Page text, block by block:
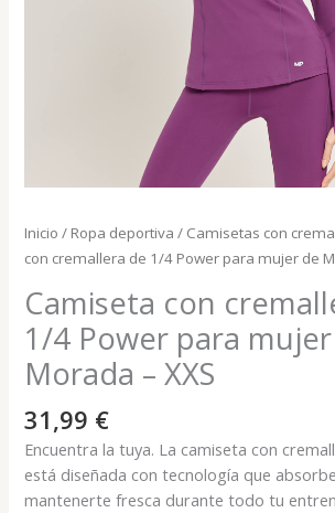
Inicio / Ropa deportiva / Camisetas con
con cremallera de 1/4 Power para mujer de
Camiseta con
1/4 Power para
Morada – XXS
31,99 €
Encuentra la tuya. La camiseta con
está diseñada con tecnología que
mantenerte fresca durante todo tu